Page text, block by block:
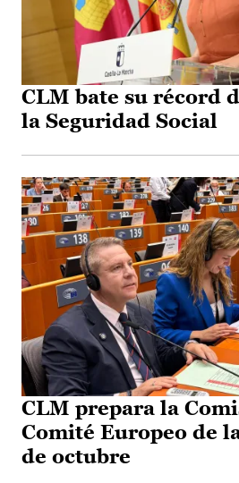
CLM bate su récord
la Seguridad Social
CLM prepara la
Comité Europeo de
de octubre